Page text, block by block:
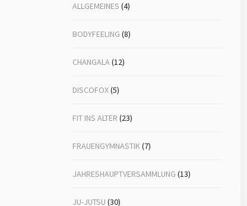
Volleyball
ALLGEMEINES (4)
BODYFEELING (8)
CHANGALA(12)
DISCOFOX(5)
FIT INS ALTER (23)
FRAUENGYMNASTIK(7)
JAHRESHAUPTVERSAMMLUNG (13)
JU-JUTSU (30)